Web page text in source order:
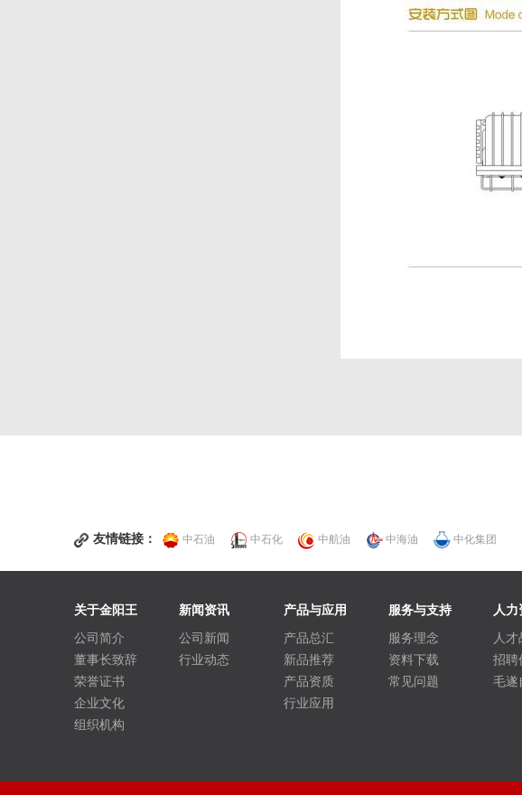
友情链接： 中石油 中石化 中航油 中海油 中化集团
关于金阳王
公司简介
董事长致辞
荣誉证书
企业文化
组织机构
新闻资讯
公司新闻
行业动态
产品与应用
产品总汇
新品推荐
产品资质
行业应用
服务与支持
服务理念
资料下载
常见问题
人力
人才
招聘
毛遂